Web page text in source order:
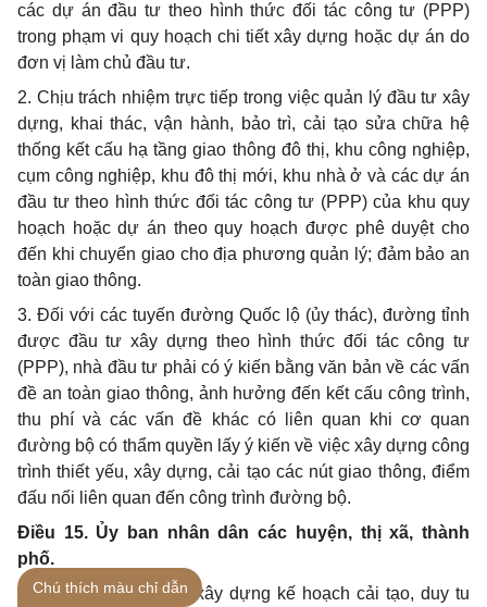
các dự án đầu tư theo hình thức đối tác công tư (PPP)
trong phạm vi quy hoạch chi tiết xây dựng hoặc dự án do
đơn vị làm chủ đầu tư.
2. Chịu trách nhiệm trực tiếp trong việc quản lý đầu tư xây
dựng, khai thác, vận hành, bảo trì, cải tạo sửa chữa hệ
thống kết cấu hạ tầng giao thông đô thị, khu công nghiệp,
cụm công nghiệp, khu đô thị mới, khu nhà ở và các dự án
đầu tư theo hình thức đối tác công tư (PPP) của khu quy
hoạch hoặc dự án theo quy hoạch được phê duyệt cho
đến khi chuyển giao cho địa phương quản lý; đảm bảo an
toàn giao thông.
3. Đối với các tuyến đường Quốc lộ (ủy thác), đường tỉnh
được đầu tư xây dựng theo hình thức đối tác công tư
(PPP), nhà đầu tư phải có ý kiến bằng văn bản về các vấn
đề an toàn giao thông, ảnh hưởng đến kết cấu công trình,
thu phí và các vấn đề khác có liên quan khi cơ quan
đường bộ có thẩm quyền lấy ý kiến về việc xây dựng công
trình thiết yếu, xây dựng, cải tạo các nút giao thông, điểm
đấu nối liên quan đến công trình đường bộ.
Điều 15. Ủy ban nhân dân các huyện, thị xã, thành
phố.
1. Quản lý, vận hành, xây dựng kế hoạch cải tạo, duy tu
Chú thích màu chỉ dẫn